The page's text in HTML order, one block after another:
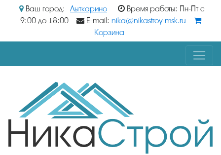
Ваш город: Лыткарино
Время работы: Пн-Пт с
9:00 до 18:00
E-mail: nika@nikastroy-msk.ru
Корзина